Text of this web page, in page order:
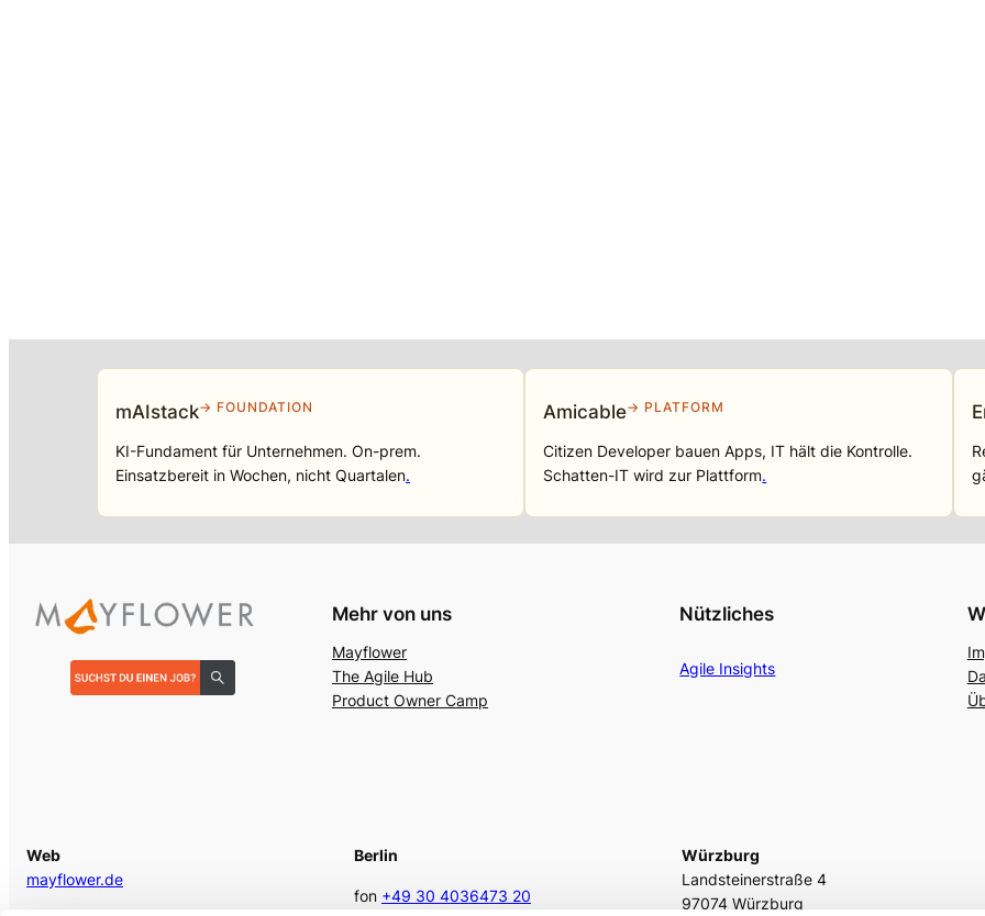
mAIstack→ FOUNDATION
KI-Fundament für Unternehmen. On-prem.
Einsatzbereit in Wochen, nicht Quartalen.
Amicable→ PLATFORM
Citizen Developer bauen Apps, IT hält die Kontrolle.
Schatten-IT wird zur Plattform.
Mehr von uns
Mayflower
The Agile Hub
Product Owner Camp
Nützliches
Agile Insights
Web
mayflower.de
Berlin
fon +49 30 4036473 20
Würzburg
Landsteinerstraße 4
97074 Würzburg